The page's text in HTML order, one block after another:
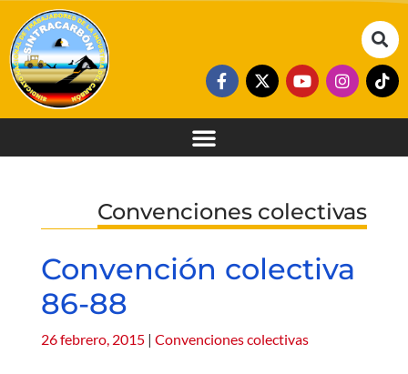
Convenciones colectivas
Convención colectiva
86-88
26 febrero, 2015 | Convenciones colectivas